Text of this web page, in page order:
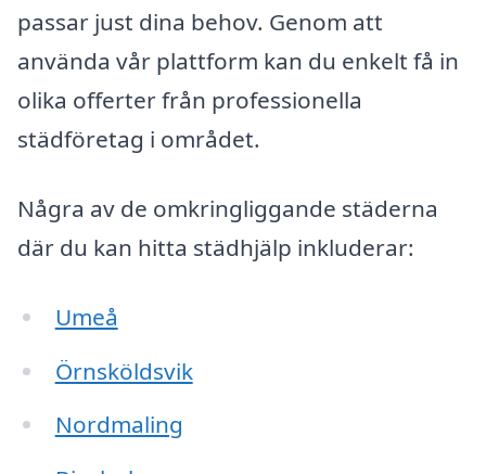
passar just dina behov. Genom att
använda vår plattform kan du enkelt få in
olika offerter från professionella
städföretag i området.
Några av de omkringliggande städerna
där du kan hitta städhjälp inkluderar:
Umeå
Örnsköldsvik
Nordmaling